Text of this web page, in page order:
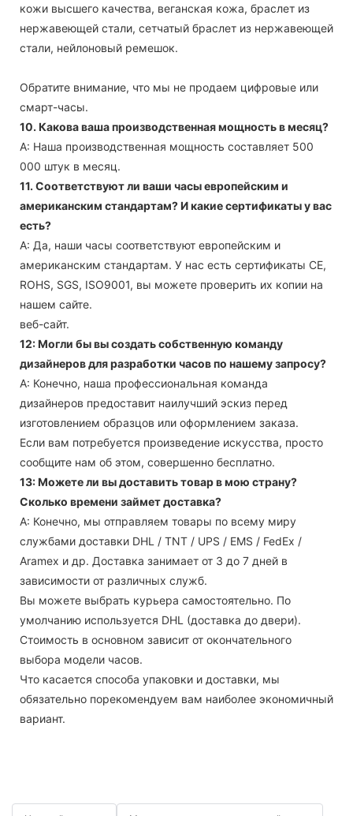
кожи высшего качества, веганская кожа, браслет из
нержавеющей стали, сетчатый браслет из нержавеющей
стали, нейлоновый ремешок.
Обратите внимание, что мы не продаем цифровые или
смарт-часы.
10. Какова ваша производственная мощность в месяц?
А: Наша производственная мощность составляет 500
000 штук в месяц.
11. Соответствуют ли ваши часы европейским и
американским стандартам? И какие сертификаты у вас
есть?
А: Да, наши часы соответствуют европейским и
американским стандартам. У нас есть сертификаты CE,
ROHS, SGS, ISO9001, вы можете проверить их копии на
нашем сайте.
веб-сайт.
12: Могли бы вы создать собственную команду
дизайнеров для разработки часов по нашему запросу?
А: Конечно, наша профессиональная команда
дизайнеров предоставит наилучший эскиз перед
изготовлением образцов или оформлением заказа.
Если вам потребуется произведение искусства, просто
сообщите нам об этом, совершенно бесплатно.
13: Можете ли вы доставить товар в мою страну?
Сколько времени займет доставка?
А: Конечно, мы отправляем товары по всему миру
службами доставки DHL / TNT / UPS / EMS / FedEx /
Aramex и др. Доставка занимает от 3 до 7 дней в
зависимости от различных служб.
Вы можете выбрать курьера самостоятельно. По
умолчанию используется DHL (доставка до двери).
Стоимость в основном зависит от окончательного
выбора модели часов.
Что касается способа упаковки и доставки, мы
обязательно порекомендуем вам наиболее экономичный
вариант.